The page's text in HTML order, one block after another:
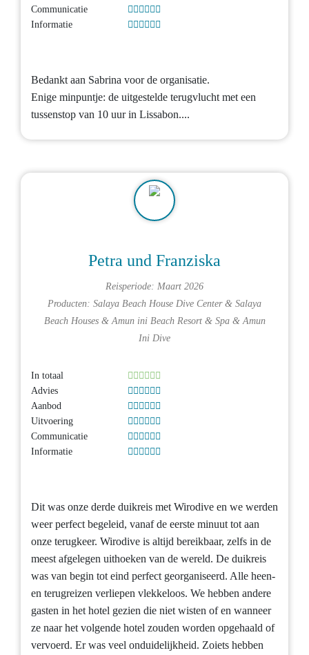
Communicatie
Informatie
Bedankt aan Sabrina voor de organisatie.
Enige minpuntje: de uitgestelde terugvlucht met een
tussenstop van 10 uur in Lissabon....
Petra und Franziska
Reisperiode: Maart 2026
Producten: Salaya Beach House Dive Center& Salaya
Beach Houses& Amun ini Beach Resort & Spa& Amun
Ini Dive
In totaal
Advies
Aanbod
Uitvoering
Communicatie
Informatie
Dit was onze derde duikreis met Wirodive en we werden
weer perfect begeleid, vanaf de eerste minuut tot aan
onze terugkeer. Wirodive is altijd bereikbaar, zelfs in de
meest afgelegen uithoeken van de wereld. De duikreis
was van begin tot eind perfect georganiseerd. Alle heen-
en terugreizen verliepen vlekkeloos. We hebben andere
gasten in het hotel gezien die niet wisten of en wanneer
ze naar het volgende hotel zouden worden opgehaald of
vervoerd. Er was veel onduidelijkheid. Zoiets hebben